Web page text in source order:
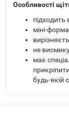
Особливості
підходить
міні-
не
має
будь-якій